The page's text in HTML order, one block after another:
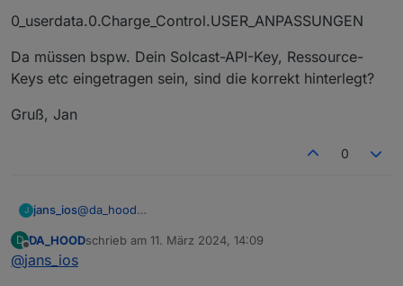
0_userdata.0.Charge_Control.USER_ANPASSUNGEN
Da müssen bspw. Dein Solcast-API-Key, Ressource-
Keys etc eingetragen sein, sind die korrekt hinterlegt?
Gruß, Jan
0
J jans_ios@da_hood
Ich vermute mal, wir hatten gestern schon kurz per
Facebook Kontakt, kann das sein?
Schau mal bitte bei Deinen ioBroker-Objekten im Pfad
D
Offline
DA_HOODschrieb am 11. März 2024, 14:09
zuletzt editiert von
@jans_ios